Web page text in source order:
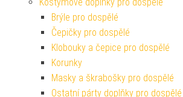
Brýle pro dospělé
Čepičky pro dospělé
Klobouky a čepice pro dospělé
Korunky
Masky a škrabošky pro dospělé
Ostatní párty doplňky pro dospělé